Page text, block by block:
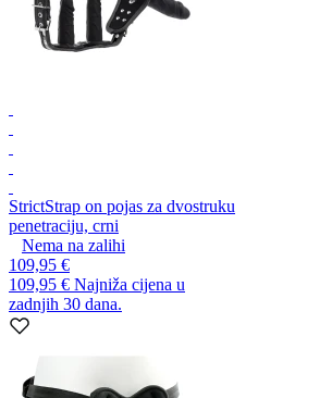
StrictStrap on pojas za dvostruku
penetraciju, crni
Nema na zalihi
109,95 €
109,95 € Najniža cijena u
zadnjih 30 dana.